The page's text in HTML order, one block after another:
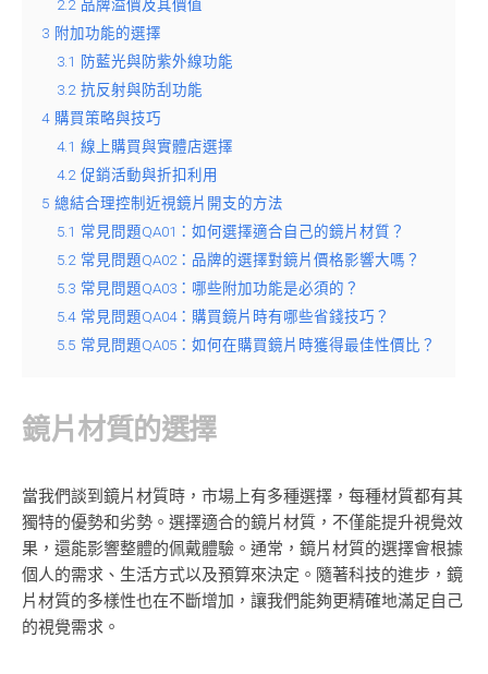
2.2 品牌溢價及其價值
3 附加功能的選擇
3.1 防藍光與防紫外線功能
3.2 抗反射與防刮功能
4 購買策略與技巧
4.1 線上購買與實體店選擇
4.2 促銷活動與折扣利用
5 總結合理控制近視鏡片開支的方法
5.1 常見問題QA01：如何選擇適合自己的鏡片材質？
5.2 常見問題QA02：品牌的選擇對鏡片價格影響大嗎？
5.3 常見問題QA03：哪些附加功能是必須的？
5.4 常見問題QA04：購買鏡片時有哪些省錢技巧？
5.5 常見問題QA05：如何在購買鏡片時獲得最佳性價比？
鏡片材質的選擇
當我們談到鏡片材質時，市場上有多種選擇，每種材質都有其
獨特的優勢和劣勢。選擇適合的鏡片材質，不僅能提升視覺效
果，還能影響整體的佩戴體驗。通常，鏡片材質的選擇會根據
個人的需求、生活方式以及預算來決定。隨著科技的進步，鏡
片材質的多樣性也在不斷增加，讓我們能夠更精確地滿足自己
的視覺需求。